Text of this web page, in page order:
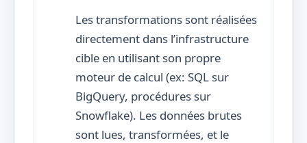
Les transformations sont réalisées
directement dans l’infrastructure
cible en utilisant son propre
moteur de calcul (ex: SQL sur
BigQuery, procédures sur
Snowflake). Les données brutes
sont lues, transformées, et le